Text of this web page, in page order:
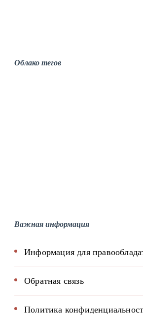
Облако тегов
Важная информация
Информация для
Обратная связь
Политика